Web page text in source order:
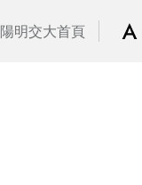
陽明交大首頁